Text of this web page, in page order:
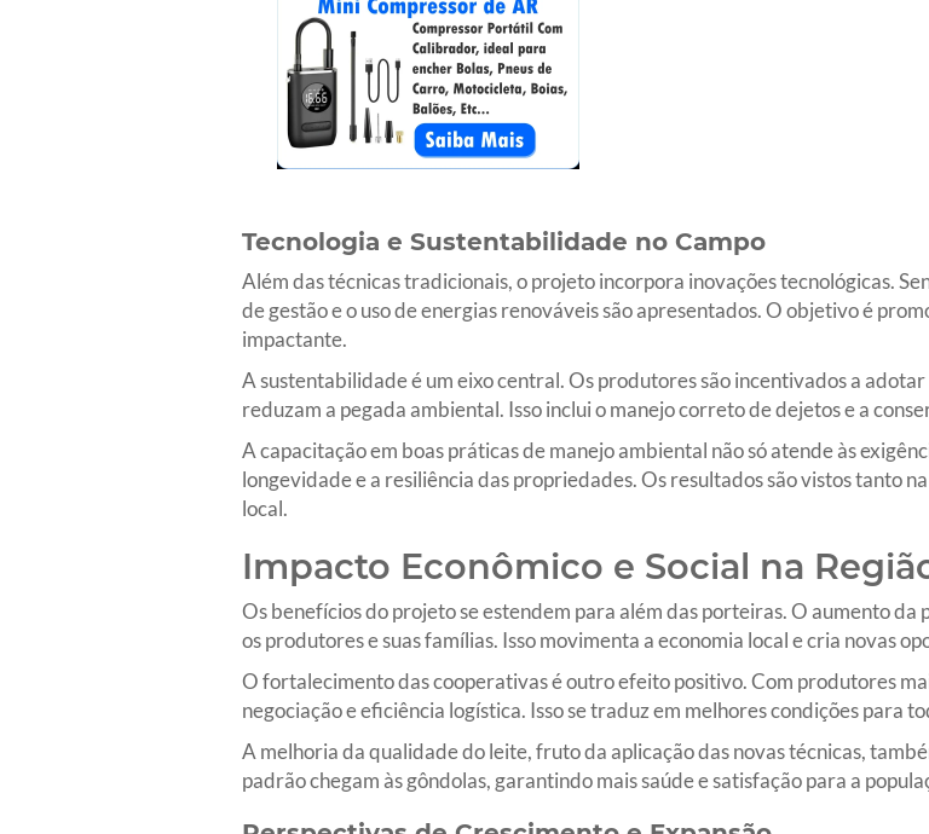
Tecnologia e Sustentabilidade no Campo
Além das técnicas tradicionais, o projeto incorpora inovações tecnológicas.
de gestão e o uso de energias renováveis são apresentados. O objetivo é
impactante.
A sustentabilidade é um eixo central. Os produtores são incentivados a
reduzam a pegada ambiental. Isso inclui o manejo correto de dejetos e a
A capacitação em boas práticas de manejo ambiental não só atende às
longevidade e a resiliência das propriedades. Os resultados são vistos tanto
local.
Impacto Econômico e Social na
Os benefícios do projeto se estendem para além das porteiras. O aumento
os produtores e suas famílias. Isso movimenta a economia local e cria novas
O fortalecimento das cooperativas é outro efeito positivo. Com produtores
negociação e eficiência logística. Isso se traduz em melhores condições para
A melhoria da qualidade do leite, fruto da aplicação das novas técnicas,
padrão chegam às gôndolas, garantindo mais saúde e satisfação para a